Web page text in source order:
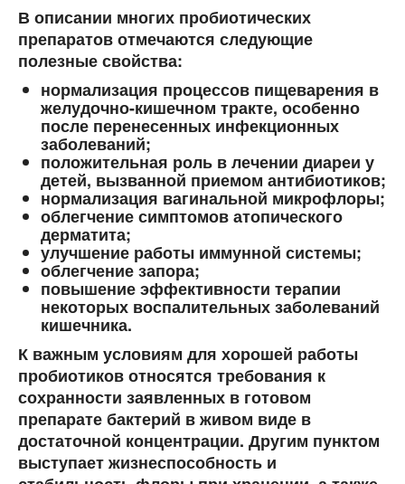
В описании многих пробиотических
препаратов отмечаются следующие
полезные свойства:
нормализация процессов пищеварения в
желудочно-кишечном тракте, особенно
после перенесенных инфекционных
заболеваний;
положительная роль в лечении диареи у
детей, вызванной приемом антибиотиков;
нормализация вагинальной микрофлоры;
облегчение симптомов атопического
дерматита;
улучшение работы иммунной системы;
облегчение запора;
повышение эффективности терапии
некоторых воспалительных заболеваний
кишечника.
К важным условиям для хорошей работы
пробиотиков относятся требования к
сохранности заявленных в готовом
препарате бактерий в живом виде в
достаточной концентрации. Другим пунктом
выступает жизнеспособность и